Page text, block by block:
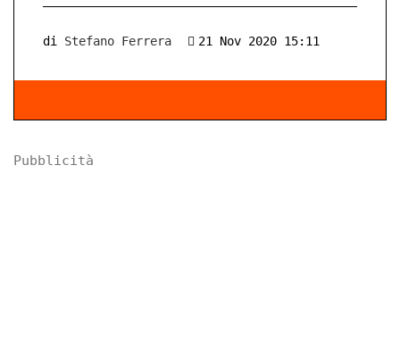
di Stefano Ferrera 21 Nov 2020 15:11
Pubblicità